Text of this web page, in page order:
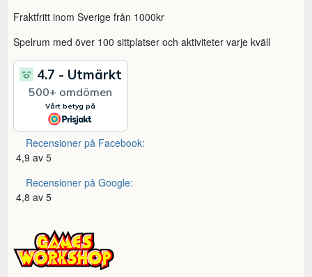
Fraktfritt inom Sverige från 1000kr
Spelrum med över 100 sittplatser och aktiviteter varje kväll
Recensioner på Facebook:
4,9 av 5
Recensioner på Google:
4,8 av 5